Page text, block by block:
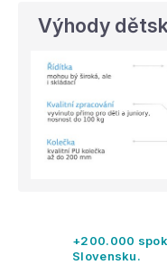
Výhody
+200.000
Slovensku.